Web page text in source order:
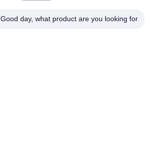
Good day, what product are you looking for?